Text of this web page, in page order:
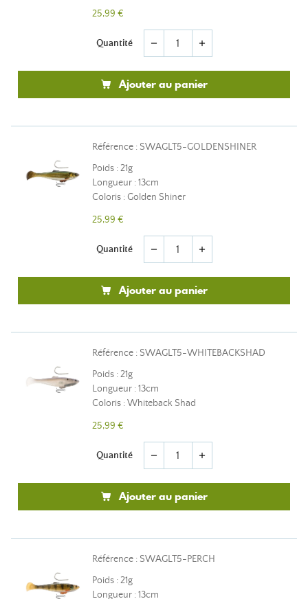
25,99 €
Quantité remove add
Ajouter au panier
Référence : SWAGLT5-GOLDENSHINER
Poids : 21g
Longueur : 13cm
Coloris : Golden Shiner
25,99 €
Quantité remove add
Ajouter au panier
Référence : SWAGLT5-WHITEBACKSHAD
Poids : 21g
Longueur : 13cm
Coloris : Whiteback Shad
25,99 €
Quantité remove add
Ajouter au panier
Référence : SWAGLT5-PERCH
Poids : 21g
Longueur : 13cm